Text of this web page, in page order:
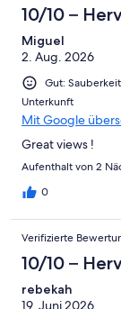
10/10 –
Miguel
2. Aug. 2026
Gut:
Unterkunft
Mit Google
Great views !
Aufenthalt von 2
0
Verifizierte
10/10 –
rebekah